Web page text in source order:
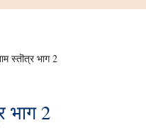
स्तॊत्र भाग 2
भाग 2